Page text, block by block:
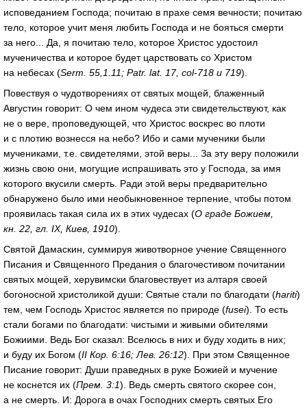
исповеданием Господа; почитаю в прахе семя вечности; почитаю
тело, которое учит меня любить Господа и не бояться смерти
за него... Да, я почитаю тело, которое Христос удостоил
мученичества и которое будет царствовать со Христом
на небесах (Serm. 55,1.11; Patr. lat. 17, col-718 и 719).
Повествуя о чудотворениях от святых мощей, блаженный
Августин говорит: О чем ином чудеса эти свидетельствуют, как
не о вере, проповедующей, что Христос воскрес во плоти
и с плотию вознесся на небо? Ибо и сами мученики были
мучениками, т.е. свидетелями, этой веры... За эту веру положили
жизнь свою они, могущие испрашивать это у Господа, за имя
которого вкусили смерть. Ради этой веры предварительно
обнаружено было ими необыкновенное терпение, чтобы потом
проявилась такая сила их в этих чудесах (О граде Божием,
кн. 22, гл. IX, Киев, 1910).
Святой Дамаскин, суммируя животворное учение Священного
Писания и Священного Предания о благочестивом почитании
святых мощей, херувимски благовествует из алтаря своей
богоносной христоликой души: Святые стали по благодати (hariti)
тем, чем Господь Христос является по природе (fusei). То есть
стали богами по благодати: чистыми и живыми обителями
Божиими. Ведь Бог сказал: Вселюсь в них и буду ходить в них;
и буду их Богом (II Кор. 6:16; Лев. 26:12). При этом Священное
Писание говорит: Души праведных в руке Божией и мучение
не коснется их (Прем. 3:1). Ведь смерть святого скорее сон,
а не смерть. И: Дорога в очах Господних смерть святых Его